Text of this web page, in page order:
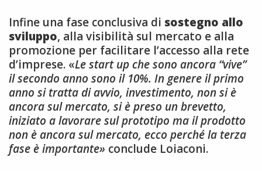
Infine una fase conclusiva di sostegno allo
sviluppo, alla visibilità sul mercato e alla
promozione per facilitare l’accesso alla rete
d’imprese. «Le start up che sono ancora “vive”
il secondo anno sono il 10%. In genere il primo
anno si tratta di avvio, investimento, non si è
ancora sul mercato, si è preso un brevetto,
iniziato a lavorare sul prototipo ma il prodotto
non è ancora sul mercato, ecco perché la terza
fase è importante» conclude Loiaconi.